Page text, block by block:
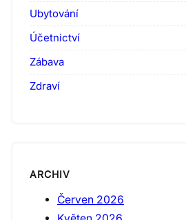
Ubytování
Účetnictví
Zábava
Zdraví
ARCHIV
Červen 2026